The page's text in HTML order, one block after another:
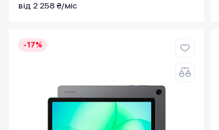
від 2 258 ₴/міс
-17%